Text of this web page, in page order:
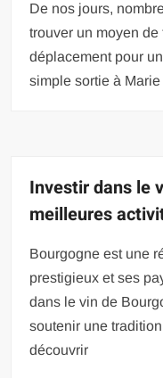
De nos jours,
trouver un moyen
déplacement pour
simple sortie à
Investir dans le
meilleures
Bourgogne est une
prestigieux et ses
dans le vin de
soutenir une
découvrir